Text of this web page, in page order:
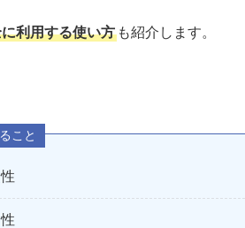
利用する使い方 も紹介します。
こと